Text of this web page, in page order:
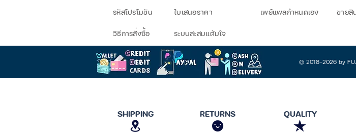
รหัสโปรโมชัน ใบเสนอราคา
วิธีการสั่งซื้อ ระบบสะสมแต้มใจ
เพย์แพลกำหนดเอง ขายสิ
© 2018-2026 by
SHIPPING RETURNS QUALITY